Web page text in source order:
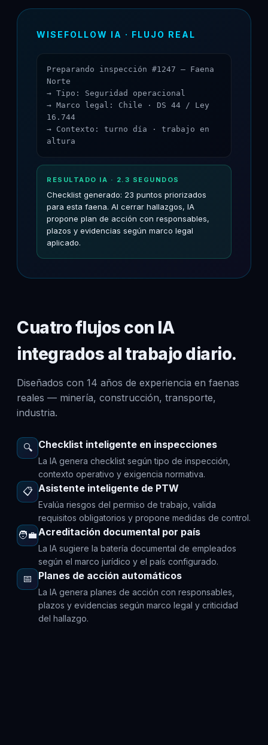
WISEFOLLOW IA · FLUJO REAL
Preparando inspección #1247 — Faena
Norte
→ Tipo: Seguridad operacional
→ Marco legal: Chile · DS 44 / Ley
16.744
→ Contexto: turno día · trabajo en
altura
RESULTADO IA · 2.3 SEGUNDOS
Checklist generado: 23 puntos priorizados
para esta faena. Al cerrar hallazgos, IA
propone plan de acción con responsables,
plazos y evidencias según marco legal
aplicado.
Cuatro flujos con IA
integrados al trabajo diario.
Diseñados con 14 años de experiencia en faenas
reales — minería, construcción, transporte,
industria.
🔍 Checklist inteligente en inspecciones
La IA genera checklist según tipo de inspección,
contexto operativo y exigencia normativa.
📋 Asistente inteligente de PTW
Evalúa riesgos del permiso de trabajo, valida
requisitos obligatorios y propone medidas de control.
🧑‍💼 Acreditación documental por país
La IA sugiere la batería documental de empleados
según el marco jurídico y el país configurado.
📅 Planes de acción automáticos
La IA genera planes de acción con responsables,
plazos y evidencias según marco legal y criticidad
del hallazgo.